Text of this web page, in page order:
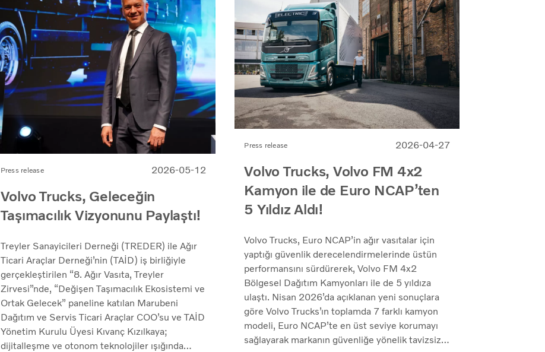
Press release 2026-05-12
Volvo Trucks, Geleceğin
Taşımacılık Vizyonunu Paylaştı!
Treyler Sanayicileri Derneği (TREDER) ile Ağır
Ticari Araçlar Derneği’nin (TAİD) iş birliğiyle
gerçekleştirilen “8. Ağır Vasıta, Treyler
Zirvesi”nde, “Değişen Taşımacılık Ekosistemi ve
Ortak Gelecek” paneline katılan Marubeni
Dağıtım ve Servis Ticari Araçlar COO’su ve TAİD
Yönetim Kurulu Üyesi Kıvanç Kızılkaya;
dijitalleşme ve otonom teknolojiler ışığında
Press release 2026-04-27
Volvo Trucks, Volvo FM 4x2
Kamyon ile de Euro NCAP’ten
5 Yıldız Aldı!
Volvo Trucks, Euro NCAP’in ağır vasıtalar için
yaptığı güvenlik derecelendirmelerinde üstün
performansını sürdürerek, Volvo FM 4x2
Bölgesel Dağıtım Kamyonları ile de 5 yıldıza
ulaştı. Nisan 2026’da açıklanan yeni sonuçlara
göre Volvo Trucks’ın toplamda 7 farklı kamyon
modeli, Euro NCAP’te en üst seviye korumayı
sağlayarak markanın güvenliğe yönelik tavizsiz